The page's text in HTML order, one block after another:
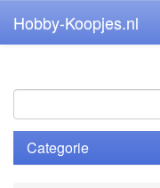
Hobby-Koopjes.nl
Categorie